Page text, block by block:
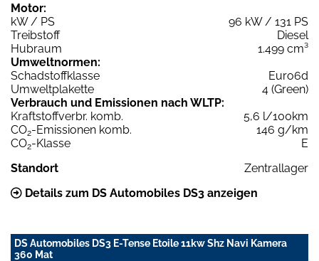
Motor:
kW / PS
96 kW / 131 PS
Treibstoff
Diesel
Hubraum
1.499 cm³
Umweltnormen:
Schadstoffklasse
Euro6d
Umweltplakette
4 (Green)
Verbrauch und Emissionen nach WLTP:
Kraftstoffverbr. komb.
5,6 l/100km
CO2-Emissionen komb.
146 g/km
CO2-Klasse
E
Standort
Zentrallager
Details zum DS Automobiles DS3 anzeigen
DS Automobiles DS3 E-Tense Etoile 11kw Shz Navi Kamera
360 Mat